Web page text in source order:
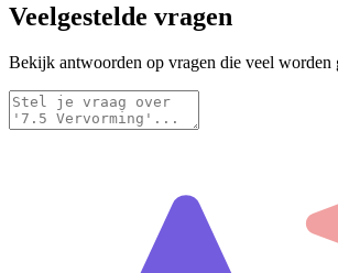
Veelgestelde vragen
Bekijk antwoorden op vragen die veel worden